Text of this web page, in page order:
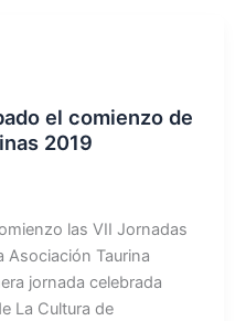
el comienzo de
2019
las VII Jornadas
Asociación Taurina
jornada celebrada
La Cultura de